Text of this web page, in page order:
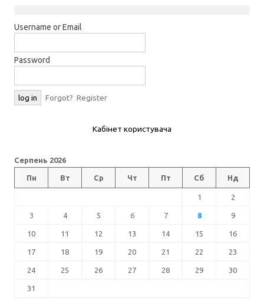
Username or Email
Password
Forgot? Register
Кабінет користувача
Серпень 2026
Пн Вт Ср Чт Пт Сб Нд
1 2
3 4 5 6 7 8 9
10 11 12 13 14 15 16
17 18 19 20 21 22 23
24 25 26 27 28 29 30
31